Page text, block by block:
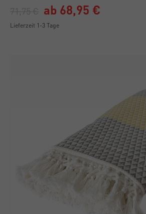
ab 68,95 €
Lieferzeit 1-3 Tage